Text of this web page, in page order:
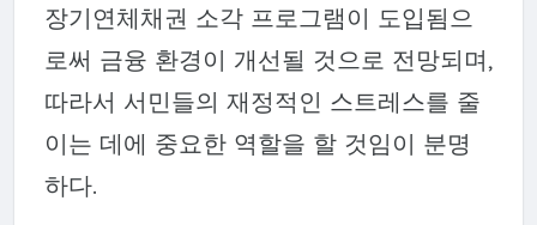
장기연체채권 소각 프로그램이 도입됨으
로써 금융 환경이 개선될 것으로 전망되며,
따라서 서민들의 재정적인 스트레스를 줄
이는 데에 중요한 역할을 할 것임이 분명
하다.